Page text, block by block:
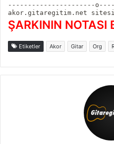
----------------------
akor.gitaregitim.net
ŞARKININ NOTASI
Etiketler Akor Gitar Org